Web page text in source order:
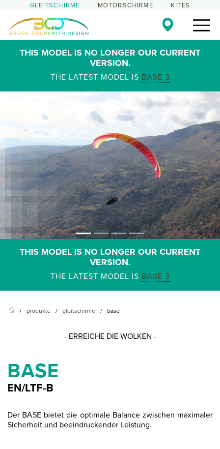
GLEITSCHIRME MOTORSCHIRME KITES
THIS MODEL IS NO LONGER OUR CURRENT
VERSION.
THE LATEST MODEL IS BASE 3
THIS MODEL IS NO LONGER OUR CURRENT
VERSION.
THE LATEST MODEL IS BASE 3
produkte gleitschirme base
- ERREICHE DIE WOLKEN -
BASE
EN/LTF-B
Der BASE bietet die optimale Balance zwischen maximaler
Sicherheit und beeindruckender Leistung.